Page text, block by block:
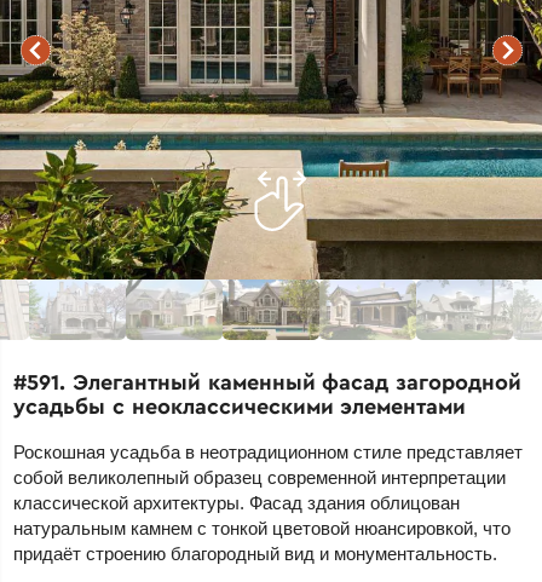
#591. Элегантный каменный фасад загородной
усадьбы с неоклассическими элементами
Роскошная усадьба в неотрадиционном стиле представляет
собой великолепный образец современной интерпретации
классической архитектуры. Фасад здания облицован
натуральным камнем с тонкой цветовой нюансировкой, что
придаёт строению благородный вид и монументальность.